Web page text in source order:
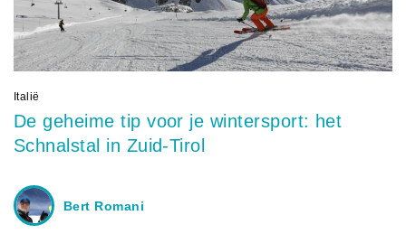
Italië
De geheime tip voor je wintersport: het
Schnalstal in Zuid-Tirol
Bert Romani